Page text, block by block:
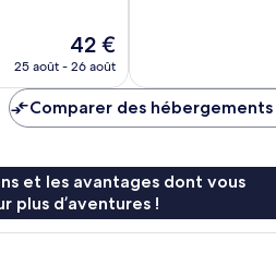
Le
nouveau
de
42 €
25 août - 26 août
Comparer des hébergements
et les avantages dont vous
plus d’aventures !